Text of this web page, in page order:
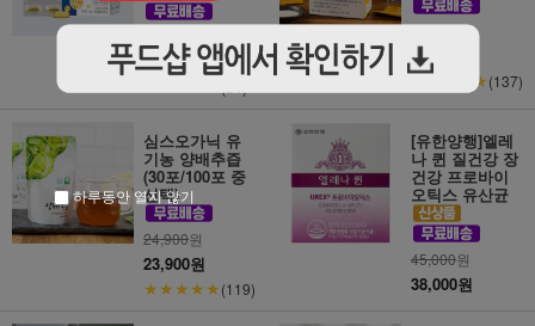
17,900원
★★★★★
40,000원
16,900원
★★★★★(137)
심스오가닉 유
기농 양배추즙
(30포/100포 중
선택)
24,900원
23,900원
★★★★★(119)
[유한양행]엘레
나 퀸 질건강 장
건강 프로바이
오틱스 유산균
45,000원
38,000원
하루동안 열지 않기